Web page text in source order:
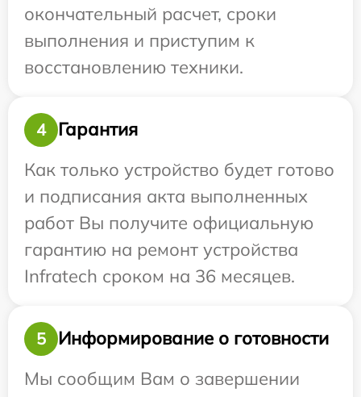
окончательный расчет, сроки
выполнения и приступим к
восстановлению техники.
4
Гарантия
Как только устройство будет готово
и подписания акта выполненных
работ Вы получите официальную
гарантию на ремонт устройства
Infratech сроком на 36 месяцев.
5
Информирование о готовности
Мы сообщим Вам о завершении